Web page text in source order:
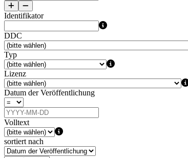
Identifikator
DDC
Typ
Lizenz
Datum der Veröffentlichung
Volltext
sortiert nach